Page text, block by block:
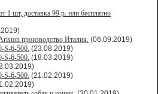
1 шт, доставка 99 р. или бесплатно
производство Италия. (06.09.2019)
S-6-500. (23.08.2019)
S-6-500. (18.03.2019)
S-6-500. (21.02.2019)